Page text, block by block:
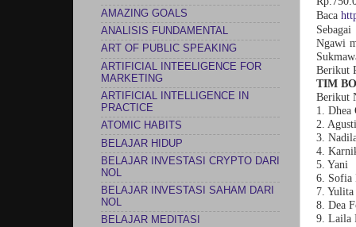
Baca
Ngawi
Berikut
TIM
Berikut
1. Dhea
2.
3.
4.
5. Yani
6. Sofia
7.
8. Dea
9. Laila
AMAZING GOALS
ANALISIS FUNDAMENTAL
ART OF PUBLIC SPEAKING
ARTIFICIAL INTEELIGENCE FOR
MARKETING
ARTIFICIAL INTELLIGENCE IN
PRACTICE
ATOMIC HABITS
BELAJAR HIDUP
BELAJAR INVESTASI CRYPTO DARI
NOL
BELAJAR INVESTASI SAHAM DARI
NOL
BELAJAR MEDITASI